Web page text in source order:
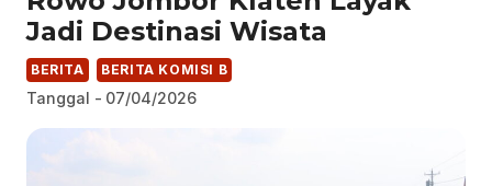
Jadi Destinasi Wisata
BERITA BERITA KOMISI B
Tanggal - 07/04/2026